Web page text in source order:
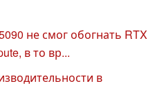
не смог обогнать RTX
в то вр...
в